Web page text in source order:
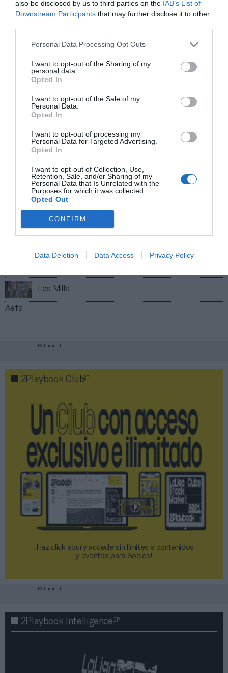
also be disclosed by us to third parties on the IAB’s List of
Downstream Participants that may further disclose it to other
Personal Data Processing Opt Outs
I want to opt-out of the Sharing of my
personal data.
Opted In
I want to opt-out of the Sale of my
Personal Data.
Opted In
I want to opt-out of processing my
Personal Data for Targeted Advertising.
Opted In
I want to opt-out of Collection, Use,
Retention, Sale, and/or Sharing of my
Personal Data that Is Unrelated with the
Purposes for which it was collected.
Opted Out
CONFIRM
Data Deletion Data Access Privacy Policy
Les Mills
Aefa
hora de guiar el fitness grupal mediante conceptos
innovadores”, señalaDouglas Gremmen, director de
que estén lo mejor preparados posible para el día de la
Estos nuevos programas, junto con la afiliación a
HYROX y el acceso completo a la plataforma
HYROX365
un paquete preferente para ayudar a los operadores a
combinar el poder del entrenamiento en grupo de
primer nivel con el atractivo de entrenar con la fórmula
Añadir 2Playbook
como fuente preferida de Google
Mantente informado con las últimas noticias de actualidad.
ACTIVAR AHORA
Imprimir
Publicidad
2Playbook Club2P
¡Haz click aquí y accede sin límites a contenidos
y eventos para Socios!​​​​​​​
Publicidad
2Playbook Intelligence2P